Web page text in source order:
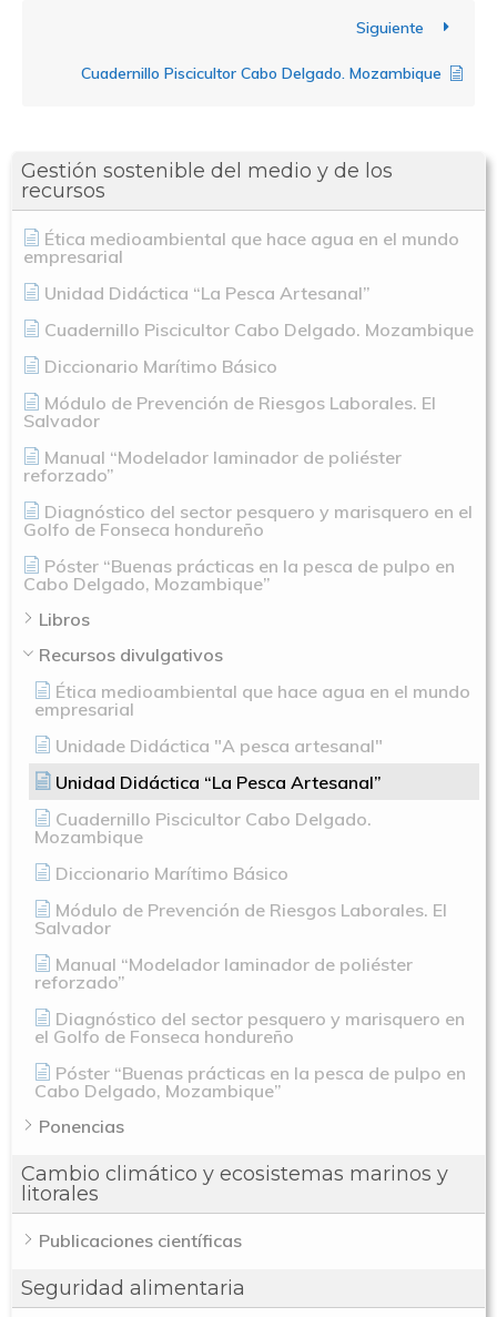
Gestión sostenible del medio y de los
recursos
Ética medioambiental que hace agua en el mundo
empresarial
Unidad Didáctica “La Pesca Artesanal”
Cuadernillo Piscicultor Cabo Delgado. Mozambique
Diccionario Marítimo Básico
Módulo de Prevención de Riesgos Laborales. El
Salvador
Manual “Modelador laminador de poliéster
reforzado”
Diagnóstico del sector pesquero y marisquero en el
Golfo de Fonseca hondureño
Póster “Buenas prácticas en la pesca de pulpo en
Cabo Delgado, Mozambique”
Libros
Recursos divulgativos
Ética medioambiental que hace agua en el mundo
empresarial
Unidade Didáctica "A pesca artesanal"
Unidad Didáctica “La Pesca Artesanal”
Cuadernillo Piscicultor Cabo Delgado.
Mozambique
Diccionario Marítimo Básico
Módulo de Prevención de Riesgos Laborales. El
Salvador
Manual “Modelador laminador de poliéster
reforzado”
Diagnóstico del sector pesquero y marisquero en
el Golfo de Fonseca hondureño
Póster “Buenas prácticas en la pesca de pulpo en
Cabo Delgado, Mozambique”
Ponencias
Cambio climático y ecosistemas marinos y
litorales
Publicaciones científicas
Seguridad alimentaria
Siguiente
Cuadernillo Piscicultor Cabo Delgado. Mozambique
Nosotros
Organización
Patronato
Corporativa
Novedades
Eventos
Publicaciones
Memoria
Centro De
Boletín De Noticias
Contratación
Empleo
Gobierno
Plan De Igualdad